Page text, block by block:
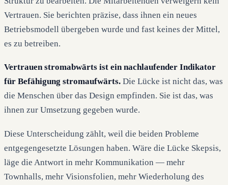
Vertrauen. Sie berichten präzise, dass ihnen ein neues
Betriebsmodell übergeben wurde und fast keines der Mittel,
es zu betreiben.
Vertrauen stromabwärts ist ein nachlaufender Indikator
für Befähigung stromaufwärts. Die Lücke ist nicht das, was
die Menschen über das Design empfinden. Sie ist das, was
ihnen zur Umsetzung gegeben wurde.
Diese Unterscheidung zählt, weil die beiden Probleme
entgegengesetzte Lösungen haben. Wäre die Lücke Skepsis,
läge die Antwort in mehr Kommunikation — mehr
Townhalls, mehr Visionsfolien, mehr Wiederholung des